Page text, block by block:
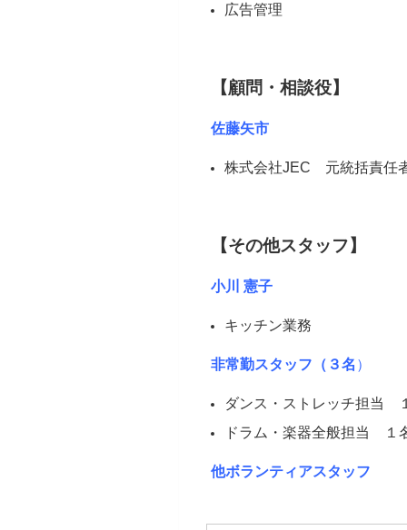
広告管理
【顧問・相談役】
佐藤矢市
株式会社JEC 元統括責任
【その他スタッフ】
小川 憲子
キッチン業務
非常勤スタッフ（３名 ）
ダンス・ストレッチ担当
ドラム・楽器全般担当 １
他ボランティアスタッフ